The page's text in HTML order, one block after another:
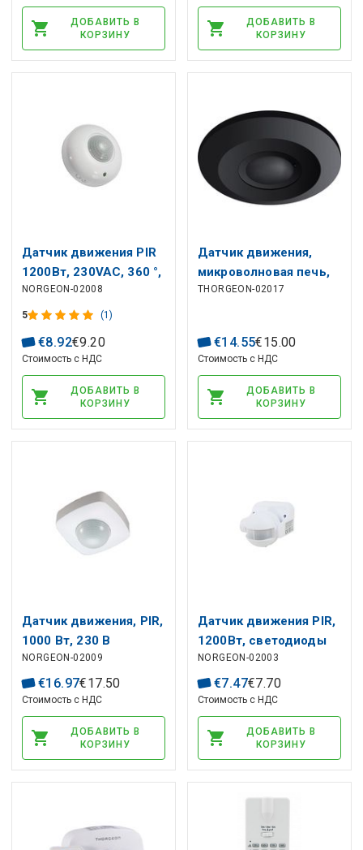
ДОБАВИТЬ В
КОРЗИНУ
ДОБАВИТЬ В
КОРЗИНУ
Датчик движения PIR
1200Вт, 230VAC, 360 °,
6м, накладной монтаж,
IP20, THORGEON
NORGEON-02008
5 (1)
€8.92€9.20
Стоимость с НДС
ДОБАВИТЬ В
КОРЗИНУ
Датчик движения,
микроволновая печь,
230 В перем. Тока, 360
встраиваемый,
черный, THORGEON
THORGEON-02017
€14.55€15.00
Стоимость с НДС
ДОБАВИТЬ В
КОРЗИНУ
Датчик движения, PIR,
1000 Вт, 230 В
переменного тока, 360
°, 20 м, 10 с-30 мин, 3-
2000 лк,
поверхностный
монтаж, THORGEON
NORGEON-02009
€16.97€17.50
Стоимость с НДС
ДОБАВИТЬ В
КОРЗИНУ
Датчик движения PIR,
1200Вт, светодиоды
300Вт, 230VAC, 180 °,
12м, IP44,
регулируемый,
THORGEON
NORGEON-02003
€7.47€7.70
Стоимость с НДС
ДОБАВИТЬ В
КОРЗИНУ